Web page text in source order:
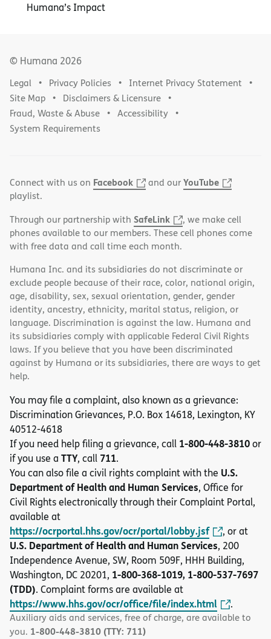
Humana’s Impact
© Humana 2026
Legal Privacy Policies
Internet Privacy Statement
Site Map
Disclaimers & Licensure
Fraud, Waste & Abuse
Accessibility
System Requirements
Connect with us on Facebook and ourYouTube
playlist.
Through our partnership with SafeLink
, we make cell
phones available to our members. These cell phones come
with free data and call time each month.
Humana Inc. and its subsidiaries do not discriminate or
exclude people because of their race, color, national origin,
age, disability, sex, sexual orientation, gender, gender
identity, ancestry, ethnicity, marital status, religion, or
language. Discrimination is against the law. Humana and
its subsidiaries comply with applicable Federal Civil Rights
laws. If you believe that you have been discriminated
against by Humana or its subsidiaries, there are ways to get
help.
You may file a complaint, also known as a grievance:
Discrimination Grievances, P.O. Box 14618, Lexington, KY
40512-4618
If you need help filing a grievance, call 1-800-448-3810or
if you use a TTY, call 711.
You can also file a civil rights complaint with the U.S.
Department of Health and Human Services, Office for
Civil Rights electronically through their Complaint Portal,
available at
https://ocrportal.hhs.gov/ocr/portal/lobby.jsf , or at
U.S. Department of Health and Human Services, 200
Independence Avenue, SW, Room 509F, HHH Building,
Washington, DC 20201, 1-800-368-1019, 1-800-537-7697
(TDD). Complaint forms are available at
https://www.hhs.gov/ocr/office/file/index.html .
Auxiliary aids and services, free of charge, are available to
you. 1-800-448-3810 (TTY: 711)